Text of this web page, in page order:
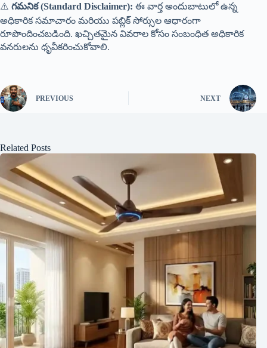
⚠️ గమనిక (Standard Disclaimer): ఈ వార్త అందుబాటులో ఉన్న
అధికారిక సమాచారం మరియు పబ్లిక్ సోర్సుల ఆధారంగా
రూపొందించబడింది. ఖచ్చితమైన వివరాల కోసం సంబంధిత అధికారిక
వనరులను ధృవీకరించుకోవాలి.
PREVIOUS NEXT
Related Posts